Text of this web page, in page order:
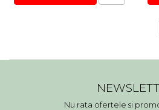
Nu rata ofertele si